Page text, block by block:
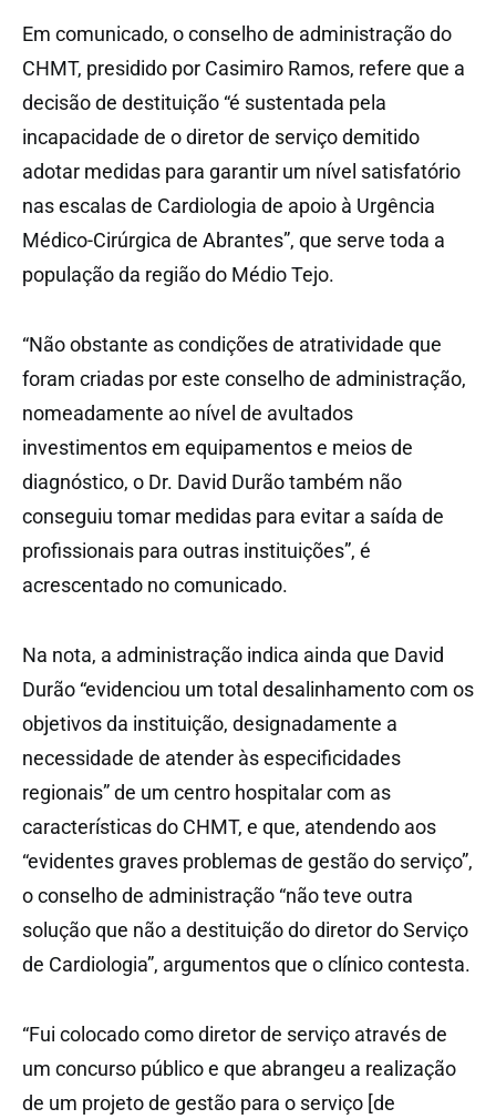
Em comunicado, o conselho de administração do
CHMT, presidido por Casimiro Ramos, refere que a
decisão de destituição “é sustentada pela
incapacidade de o diretor de serviço demitido
adotar medidas para garantir um nível satisfatório
nas escalas de Cardiologia de apoio à Urgência
Médico-Cirúrgica de Abrantes”, que serve toda a
população da região do Médio Tejo.
“Não obstante as condições de atratividade que
foram criadas por este conselho de administração,
nomeadamente ao nível de avultados
investimentos em equipamentos e meios de
diagnóstico, o Dr. David Durão também não
conseguiu tomar medidas para evitar a saída de
profissionais para outras instituições”, é
acrescentado no comunicado.
Na nota, a administração indica ainda que David
Durão “evidenciou um total desalinhamento com os
objetivos da instituição, designadamente a
necessidade de atender às especificidades
regionais” de um centro hospitalar com as
características do CHMT, e que, atendendo aos
“evidentes graves problemas de gestão do serviço”,
o conselho de administração “não teve outra
solução que não a destituição do diretor do Serviço
de Cardiologia”, argumentos que o clínico contesta.
“Fui colocado como diretor de serviço através de
um concurso público e que abrangeu a realização
de um projeto de gestão para o serviço [de